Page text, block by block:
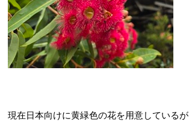
現在日本向けに黄緑色の花を用意している